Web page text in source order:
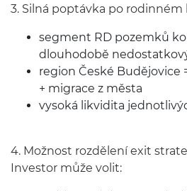
3. Silná poptávka po rodinném
segment RD pozemků
dlouhodobě
region České Budějovice
+ migrace z města
vysoká likvidita
4. Možnost rozdělení exit
Investor může volit: